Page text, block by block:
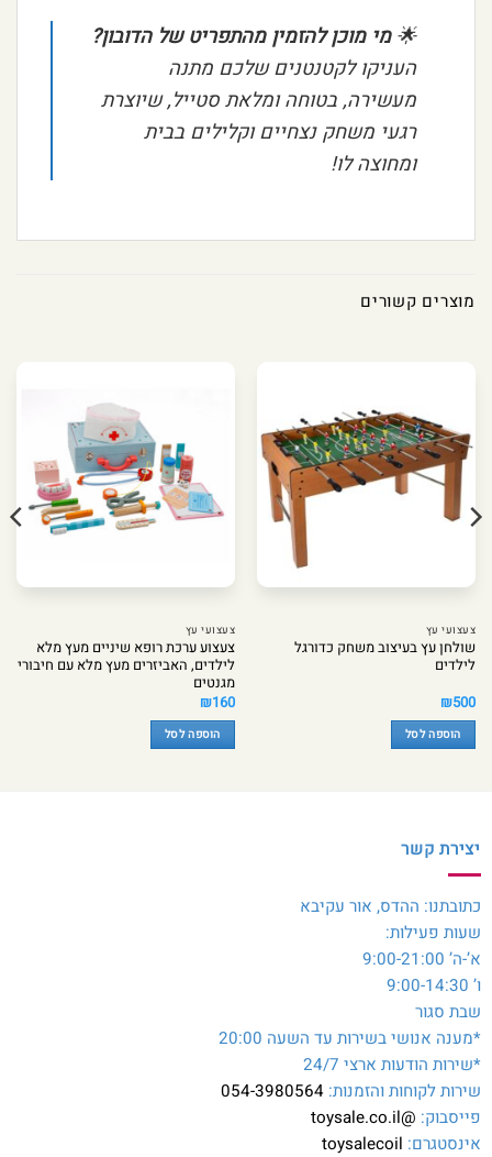
🌟מי מוכן להזמין מהתפריט של הדובון?
העניקו לקטנטנים שלכם מתנה
מעשירה, בטוחה ומלאת סטייל, שיוצרת
רגעי משחק נצחיים וקלילים בבית
ומחוצה לו!
מוצרים קשורים
צעצועי עץ
שולחן עץ בעיצוב משחק כדורגל
לילדים
₪500
הוספה לסל
צעצועי עץ
צעצוע ערכת רופא שיניים מעץ מלא
לילדים, האביזרים מעץ מלא עם חיבורי
מגנטים
₪160
הוספה לסל
יצירת קשר
כתובתנו: ההדס, אור עקיבא
שעות פעילות:
א’-ה’ 9:00-21:00
ו’ 9:00-14:30
שבת סגור
*מענה אנושי בשירות עד השעה 20:00
*שירות הודעות ארצי 24/7
שירות לקוחות והזמנות: 054-3980564
פייסבוק: @toysale.co.il
אינסטגרם: toysalecoil